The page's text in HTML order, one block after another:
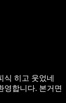
식 히고 웃었네
영합니다. 본거면